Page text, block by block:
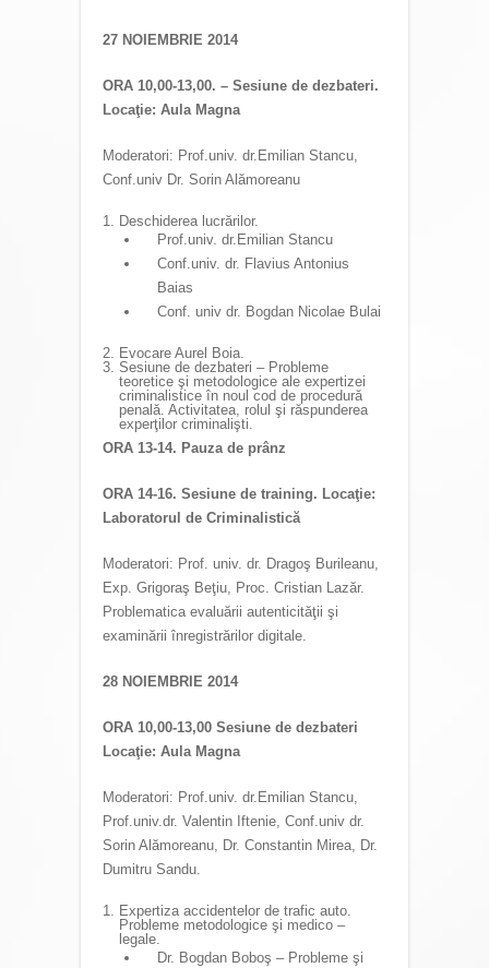
27 NOIEMBRIE 2014
ORA 10,00-13,00. – Sesiune de dezbateri.
Locaţie: Aula Magna
Moderatori: Prof.univ. dr.Emilian Stancu,
Conf.univ Dr. Sorin Alămoreanu
Deschiderea lucrărilor.
Prof.univ. dr.Emilian Stancu
Conf.univ. dr. Flavius Antonius
Baias
Conf. univ dr. Bogdan Nicolae Bulai
Evocare Aurel Boia.
Sesiune de dezbateri – Probleme
teoretice şi metodologice ale expertizei
criminalistice în noul cod de procedură
penală. Activitatea, rolul şi răspunderea
experţilor criminalişti.
ORA 13-14. Pauza de prânz
ORA 14-16. Sesiune de training. Locaţie:
Laboratorul de Criminalistică
Moderatori: Prof. univ. dr. Dragoş Burileanu,
Exp. Grigoraş Beţiu, Proc. Cristian Lazăr.
Problematica evaluării autenticităţii şi
examinării înregistrărilor digitale.
28 NOIEMBRIE 2014
ORA 10,00-13,00 Sesiune de dezbateri
Locaţie: Aula Magna
Moderatori: Prof.univ. dr.Emilian Stancu,
Prof.univ.dr. Valentin Iftenie, Conf.univ dr.
Sorin Alămoreanu, Dr. Constantin Mirea, Dr.
Dumitru Sandu.
Expertiza accidentelor de trafic auto.
Probleme metodologice şi medico –
legale.
Dr. Bogdan Boboş – Probleme şi